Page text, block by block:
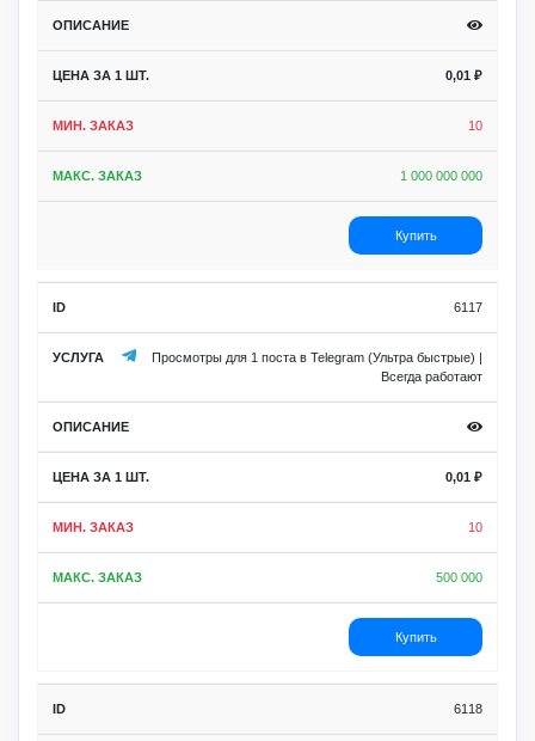
0,01 ₽
10
1 000 000 000
Купить
6117
Просмотры для 1 поста в Telegram (Ультра быстрые) |
Всегда работают
0,01 ₽
10
500 000
Купить
6118